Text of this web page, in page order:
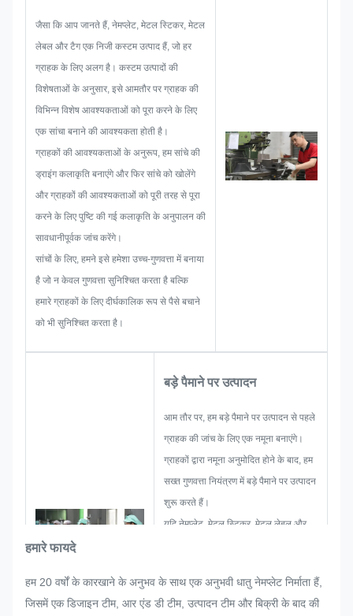
और फिर यह सुनिश्चित करने के लिए एक
स्केच तैयार करेंगे कि यह ग्राहक को संतुष्ट
करने के लिए पर्याप्त है।
जब नेमप्लेट, मेटल स्टिकर, मेटल लेबल या
टैग विकसित करना शुरू करते हैं, तो हम
संभावनाओं पर विचार करेंगे, जैसे आकार
सीमा, प्रक्रिया तकनीक, सतह उपचार,
गुणवत्ता नियंत्रण इत्यादि। इसलिए, हमारी
टीम के पास आपके लिए शानदार समाधान
जैसा कि आप जानते हैं, नेमप्लेट, मेटल स्टिकर, मेटल
लेबल और टैग एक निजी कस्टम उत्पाद हैं, जो हर
ग्राहक के लिए अलग है। कस्टम उत्पादों की
विशेषताओं के अनुसार, इसे आमतौर पर ग्राहक की
विभिन्न विशेष आवश्यकताओं को पूरा करने के लिए
एक सांचा बनाने की आवश्यकता होती है।
ग्राहकों की आवश्यकताओं के अनुरूप, हम सांचे की
ड्राइंग कलाकृति बनाएंगे और फिर सांचे को खोलेंगे
और ग्राहकों की आवश्यकताओं को पूरी तरह से पूरा
करने के लिए पुष्टि की गई कलाकृति के अनुपालन की
सावधानीपूर्वक जांच करेंगे।
सांचों के लिए, हमने इसे हमेशा उच्च-गुणवत्ता में बनाया
है जो न केवल गुणवत्ता सुनिश्चित करता है बल्कि
हमारे ग्राहकों के लिए दीर्घकालिक रूप से पैसे बचाने
को भी सुनिश्चित करता है।
बड़े पैमाने पर उत्पादन
आम तौर पर, हम बड़े पैमाने पर उत्पादन से पहले
ग्राहक की जांच के लिए एक नमूना बनाएंगे।
ग्राहकों द्वारा नमूना अनुमोदित होने के बाद, हम
सख्त गुणवत्ता नियंत्रण में बड़े पैमाने पर उत्पादन
शुरू करते हैं।
यदि नेमप्लेट, मेटल स्टिकर, मेटल लेबल और
जाता है, तो हम उसे संतुष्ट करने की पूरी
कोशिश करेंगे यदि उसे संशोधित किया जा
हमारे फायदे
हम 20 वर्षों के कारखाने के अनुभव के साथ एक अनुभवी धातु नेमप्लेट निर्माता हैं,
जिसमें एक डिजाइन टीम, आर एंड डी टीम, उत्पादन टीम और बिक्री के बाद की